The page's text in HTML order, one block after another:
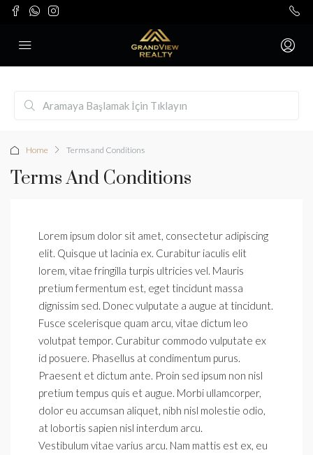
Home Terms and Conditions
Terms And Conditions
Lorem ipsum dolor sit amet, consectetur adipiscing
elit. Quisque ut lacinia ex. Curabitur iaculis elit
lorem, vitae fringilla turpis ultricies vel. Mauris
pretium fermentum est, eget tincidunt massa
dignissim sed. Donec vulputate a augue at tincidunt.
Fusce scelerisque quam arcu, vitae dictum leo
volutpat tempor. Curabitur commodo vulputate ex
id posuere. Phasellus at condimentum purus.
Praesent et dictum ante. Proin sed ipsum non nisl
pretium tempus quis et augue. Morbi ullamcorper,
dolor eu accumsan aliquet, nibh nisl molestie odio,
at lobortis sapien nisl interdum arcu.
Vestibulum vitae varius arcu. Nam mattis est ex, eu